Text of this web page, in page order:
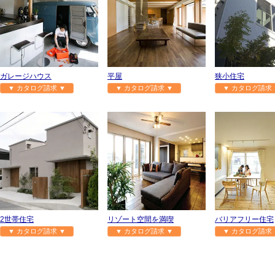
ガレージハウス
▼ カタログ請求 ▼
平屋
▼ カタログ請求 ▼
狭小住宅
▼ カタログ請
2世帯住宅
▼ カタログ請求 ▼
リゾート空間を満喫
▼ カタログ請求 ▼
バリアフリー住宅
▼ カタログ請